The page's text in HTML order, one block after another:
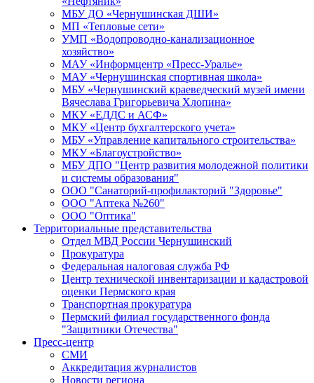
МБУ ДО «Чернушинская ДШИ»
МП «Тепловые сети»
УМП «Водопроводно-канализационное
хозяйство»
МАУ «Информцентр «Пресс-Уралье»
МАУ «Чернушинская спортивная школа»
МБУ «Чернушинский краеведческий музей имени
Вячеслава Григорьевича Хлопина»
МКУ «ЕДДС и АСФ»
МКУ «Центр бухгалтерского учета»
МБУ «Управление капитального строительства»
МКУ «Благоустройство»
МБУ ДПО "Центр развития молодежной политики
и системы образования"
ООО "Санаторий-профилакторий "Здоровье"
ООО "Аптека №260"
ООО "Оптика"
Территориальные представительства
Отдел МВД России Чернушинский
Прокуратура
Федеральная налоговая служба РФ
Центр технической инвентаризации и кадастровой
оценки Пермского края
Транспортная прокуратура
Пермский филиал государственного фонда
"Защитники Отечества"
Пресс-центр
СМИ
Аккредитация журналистов
Новости региона